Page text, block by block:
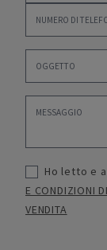
Ho letto e
E CONDIZIONI
VENDITA